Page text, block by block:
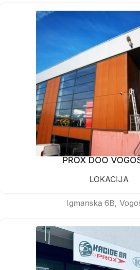
PROX DOO
LOKACIJA
Igmanska 6B,